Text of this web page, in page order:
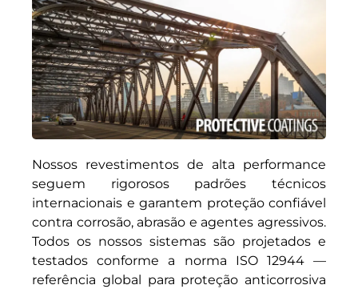
Nossos revestimentos de alta performance
seguem rigorosos padrões técnicos
internacionais e garantem proteção confiável
contra corrosão, abrasão e agentes agressivos.
Todos os nossos sistemas são projetados e
testados conforme a norma ISO 12944 —
referência global para proteção anticorrosiva